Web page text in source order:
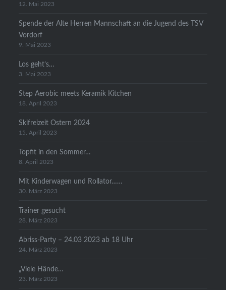
12. Mai 2023
Spende der Alte Herren Mannschaft an die Jugend des TSV
Vordorf
9. Mai 2023
Los geht’s…
3. Mai 2023
Step Aerobic meets Keramik Kitchen
18. April 2023
Skifreizeit Ostern 2024
15. April 2023
Topfit in den Sommer…
8. April 2023
Mit Kinderwagen und Rollator……
30. März 2023
Trainer gesucht
28. März 2023
Abriss-Party – 24.03 2023 ab 18 Uhr
24. März 2023
„Viele Hände…
23. März 2023